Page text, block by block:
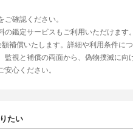
ご確認ください。
鑑定サービスもご利用いただけます。
補償いたします。詳細や利用条件につ
監視と補償の両面から、偽物撲滅に向
安心ください。
たい